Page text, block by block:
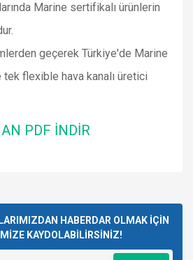
Marine sertifikalı ürünlerin
geçerek Türkiye'de Marine
flexible hava kanalı üretici
PDF İNDİR
Yorum Yaz
teşekkür ederiz.
bozuk veya görüntülenemiyor.
HABERDAR OLMAK İÇİN
KAYDOLABİLİRSİNİZ!